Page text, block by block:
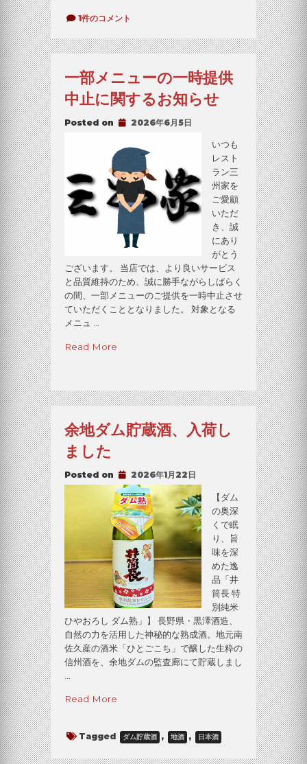
せ
い
た
ま
し
た！】
全
ニ
ー
の
提
供
を
再
い
た
し
ま
【お
た
せ
た
し
た！】
ー
の
提
供
た
し
ま
す！
へ
1件のコメント
一部メニューの一時提供
中止に関するお知らせ
Posted on 2026年6月5日
いつも
レスト
ラン三
州家を
ご愛顧
いただ
き、誠
にあり
がとう
ございます。 当店では、より良いサービス
と品質維持のため、誠に勝手ながらしばらく
の間、一部メニューのご提供を一時中止させ
ていただくこととなりました。 対象となる
メニュ …
Read More“一
ュ
の
提
供
中
止
に
関
お
知
ら
せ”
余地ダム貯蔵酒、入荷し
ました
Posted on 2026年1月22日
【ダム
の奥深
くで眠
り、旨
味を深
めた逸
品「井
筒長 特
別純米
ひやおろし ダム熟」】 長野県・黒澤酒造、
自然の力を活用した神秘的な熟成酒。地元南
佐久産の酒米「ひとごこち」で醸した生粋の
信州酒を、余地ダムの監査廊にて貯蔵しまし
Read More“余
ム
Tagged ダム貯蔵酒 , 地酒 , 日本酒